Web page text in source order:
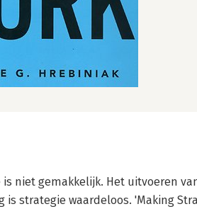
niet gemakkelijk. Het uitvoeren
strategie waardeloos. 'Making